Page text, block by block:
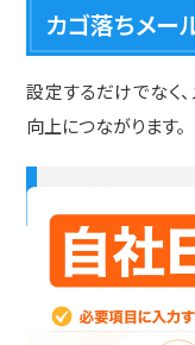
カゴ落ちメー
設定するだけでなく
向上につながります。
カゴ落ちメールは開
「あなたのカートに
「【残りわずか】気